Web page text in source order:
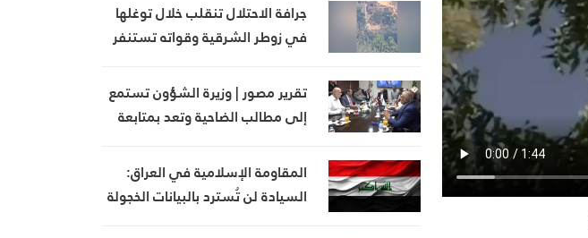
جرافة الاحتلال تنقلب خلال توغلها
في زوطر الشرقية وقواته تستنفر
تقرير مصور | وزيرة الشؤون تستمع
إلى مطالب الضاحية وتعد بمتابعة
المقاومة الإسلامية في العراق:
السيادة لن تُسترد بالبيانات الخجولة